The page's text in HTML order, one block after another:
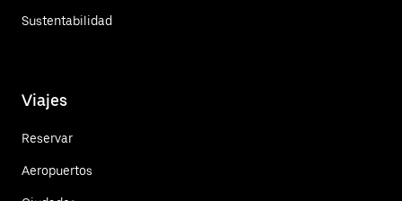
Sustentabilidad
Viajes
Reservar
Aeropuertos